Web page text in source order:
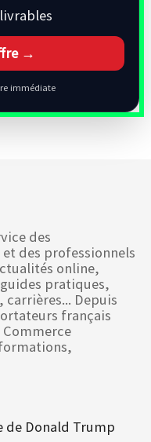
→
immédiate
des
des professionnels
online,
pratiques,
Depuis
français
Donald Trump